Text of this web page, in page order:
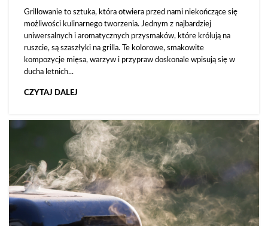
Grillowanie to sztuka, która otwiera przed nami niekończące się
możliwości kulinarnego tworzenia. Jednym z najbardziej
uniwersalnych i aromatycznych przysmaków, które królują na
ruszcie, są szaszłyki na grilla. Te kolorowe, smakowite
kompozycje mięsa, warzyw i przypraw doskonale wpisują się w
ducha letnich...
CZYTAJ DALEJ